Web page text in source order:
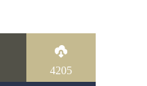
4205